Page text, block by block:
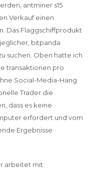
antminer s15
Verkauf einen
Das Flaggschiffprodukt
bitpanda
suchen. Oben hatte ich
transaktionen pro
Social-Media-Hang
Trader die
dass es keine
erfordert und vom
Ergebnisse
arbeitet mit